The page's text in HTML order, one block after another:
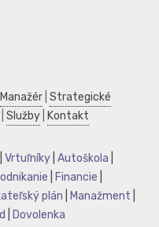
Manažér Strategické
Služby Kontakt
Vrtuľníky Autoškola
Financie
plán Manažment
Dovolenka